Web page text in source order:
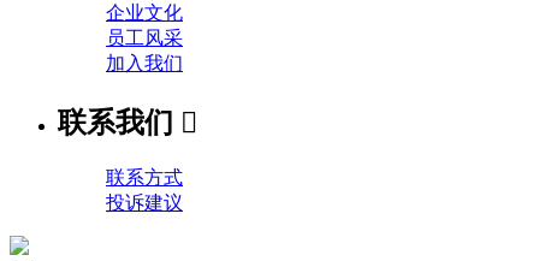
企业文化
员工风采
加入我们
联系我们 
联系方式
投诉建议